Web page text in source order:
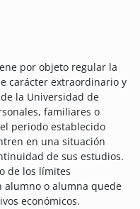
por objeto regular la
carácter extraordinario y
la Universidad de
familiares o
periodo establecido
en una situación
de sus estudios.
de los límites
alumno o alumna quede
económicos.